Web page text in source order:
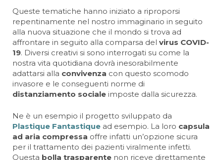
Queste tematiche hanno iniziato a riproporsi
repentinamente nel nostro immaginario in seguito
alla nuova situazione che il mondo si trova ad
affrontare in seguito alla comparsa del virus COVID-
19. Diversi creativi si sono interrogati su come la
nostra vita quotidiana dovrà inesorabilmente
adattarsi alla convivenza con questo scomodo
invasore e le conseguenti norme di
distanziamento sociale imposte dalla sicurezza.
Ne è un esempio il progetto sviluppato da
Plastique Fantastique ad esempio. La loro capsula
ad aria compressa offre infatti un’opzione sicura
per il trattamento dei pazienti viralmente infetti.
Questa bolla trasparente non riceve direttamente